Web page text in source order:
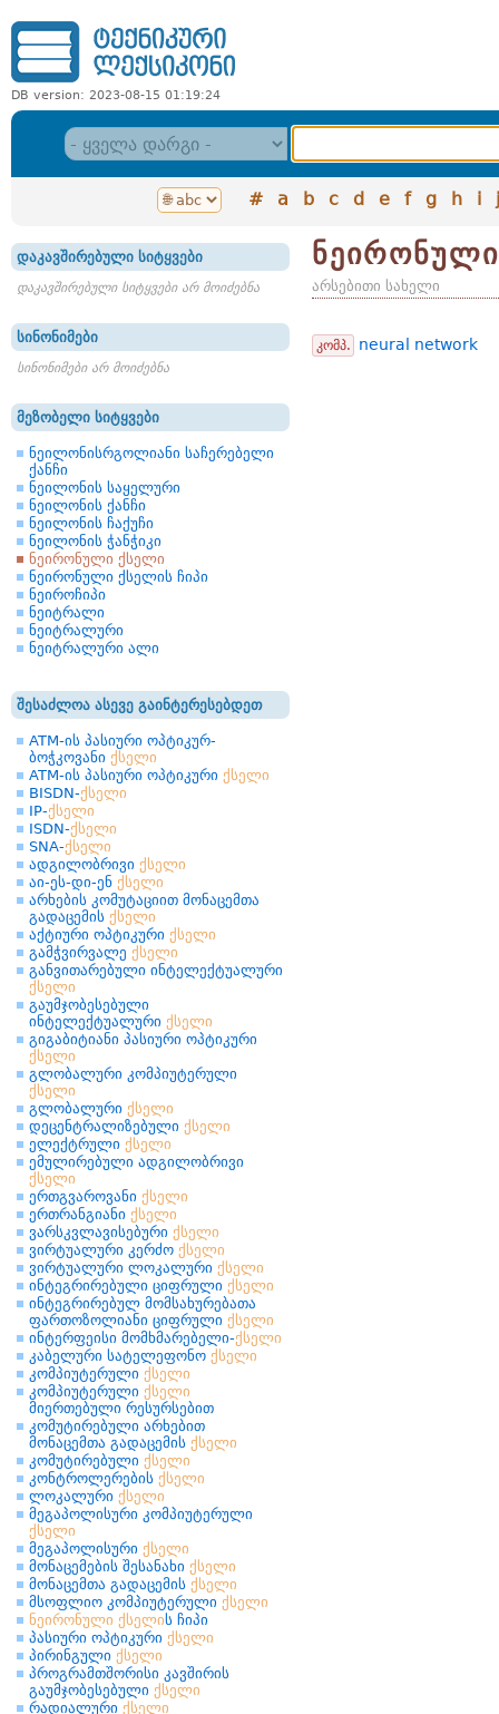
DB version: 2023-08-15 01:19:24
# a b c d e f g h i j
დაკავშირებული სიტყვები
დაკავშირებული სიტყვები არ მოიძებნა
სინონიმები
სინონიმები არ მოიძებნა
მეზობელი სიტყვები
ნეილონისრგოლიანი საჩერებელი
ქანჩი
ნეილონის საყელური
ნეილონის ქანჩი
ნეილონის ჩაქუჩი
ნეილონის ჭანჭიკი
ნეირონული ქსელი
ნეირონული ქსელის ჩიპი
ნეიროჩიპი
ნეიტრალი
ნეიტრალური
ნეიტრალური ალი
შესაძლოა ასევე გაინტერესებდეთ
ATM-ის პასიური ოპტიკურ-
ბოჭკოვანი ქსელი
ATM-ის პასიური ოპტიკური ქსელი
BISDN-ქსელი
IP-ქსელი
ISDN-ქსელი
SNA-ქსელი
ადგილობრივი ქსელი
აი-ეს-დი-ენ ქსელი
არხების კომუტაციით მონაცემთა
გადაცემის ქსელი
აქტიური ოპტიკური ქსელი
გამჭვირვალე ქსელი
განვითარებული ინტელექტუალური
ქსელი
გაუმჯობესებული
ინტელექტუალური ქსელი
გიგაბიტიანი პასიური ოპტიკური
ქსელი
გლობალური კომპიუტერული
ქსელი
გლობალური ქსელი
დეცენტრალიზებული ქსელი
ელექტრული ქსელი
ემულირებული ადგილობრივი
ქსელი
ერთგვაროვანი ქსელი
ერთრანგიანი ქსელი
ვარსკვლავისებური ქსელი
ვირტუალური კერძო ქსელი
ვირტუალური ლოკალური ქსელი
ინტეგრირებული ციფრული ქსელი
ინტეგრირებულ მომსახურებათა
ფართოზოლიანი ციფრული ქსელი
ინტერფეისი მომხმარებელი-ქსელი
კაბელური სატელეფონო ქსელი
კომპიუტერული ქსელი
კომპიუტერული ქსელი
მიერთებული რესურსებით
კომუტირებული არხებით
მონაცემთა გადაცემის ქსელი
კომუტირებული ქსელი
კონტროლერების ქსელი
ლოკალური ქსელი
მეგაპოლისური კომპიუტერული
ქსელი
მეგაპოლისური ქსელი
მონაცემების შესანახი ქსელი
მონაცემთა გადაცემის ქსელი
მსოფლიო კომპიუტერული ქსელი
ნეირონული ქსელის ჩიპი
პასიური ოპტიკური ქსელი
პირინგული ქსელი
პროგრამთშორისი კავშირის
გაუმჯობესებული ქსელი
რადიალური ქსელი
არსებითი სახელი
კომპ. neural network